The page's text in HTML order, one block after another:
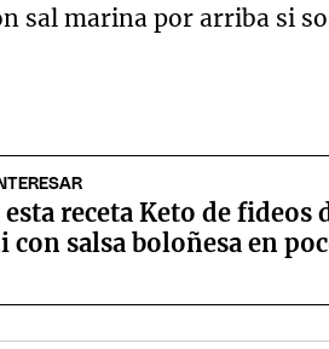
sal marina por arriba si
receta Keto de fideos
con salsa boloñesa en